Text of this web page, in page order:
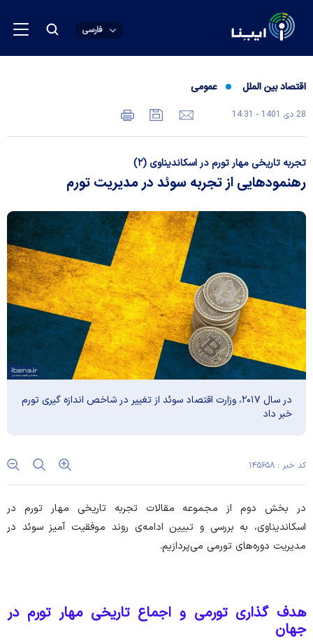
فارسی
اقتصاد بین الملل عمومی
28 دی 1401 - 14:31
تجربه تاریخی مهار تورم در اسکاندیناوی (۲)
رهنمود‌هایی از تجربه سوئد در مدیریت تورم
در سال ۲۰۱۷، وزارت اقتصاد سوئد از تغییر در شاخص اندازه گیری تورم
خبر داد
کد خبر : ۱۴۵۶۵۸
در بخش دوم از مجموعه مقالات تجربه تاریخی مهار تورم در
اسکاندیناوی، به بررسی و تبیین ادامه‌ی روند موفقیت آمیز سوئد در
مدیریت دوره‌های تورمی می‌پردازیم.
هدف گذاری تورمی و اجماع تاریخی مهار تورم در
جهان